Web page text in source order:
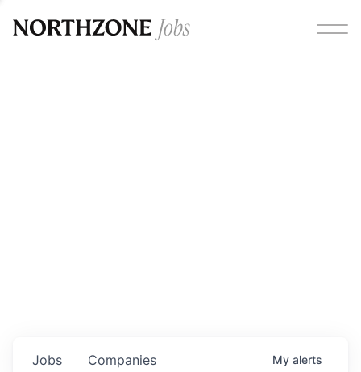
Jobs Companies My alerts